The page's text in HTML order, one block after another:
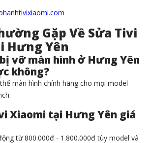
Gặp Về Sửa Tivi
Hưng Yên
vỡ màn hình ở Hưng Yên
không?
màn hình chính hãng cho mọi model
Xiaomi tại Hưng Yên giá
từ 800.000đ - 1.800.000đ tùy model và